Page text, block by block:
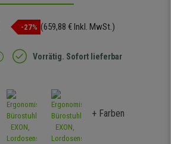
-27% (659,88 € Inkl. MwSt.)
Vorrätig. Sofort lieferbar
+ Farben